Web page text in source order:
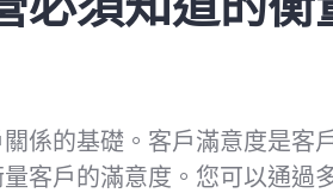
係的基礎。客戶滿意度是客
客戶的滿意度。您可以通過